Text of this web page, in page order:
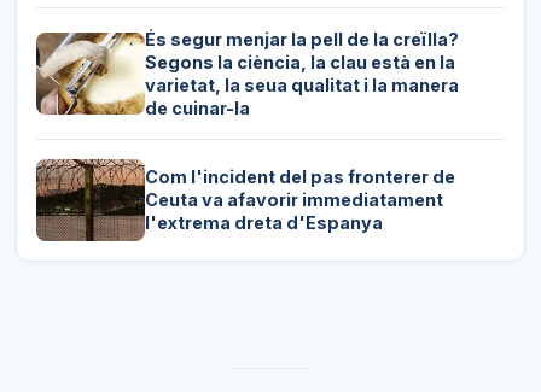
És segur menjar la pell de la creïlla?
Segons la ciència, la clau està en la
varietat, la seua qualitat i la manera
de cuinar-la
Com l'incident del pas fronterer de
Ceuta va afavorir immediatament
l'extrema dreta d'Espanya